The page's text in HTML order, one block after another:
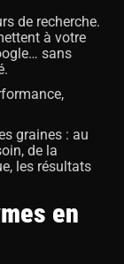
de recherche.
à votre
sans
graines : au
de la
les résultats
en